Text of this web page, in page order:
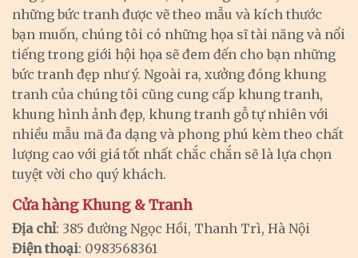
những bức tranh được vẽ theo mẫu và kích thước
bạn muốn, chúng tôi có những họa sĩ tài năng và nổi
tiếng trong giới hội họa sẽ đem đến cho bạn những
bức tranh đẹp như ý. Ngoài ra, xưởng đóng khung
tranh của chúng tôi cũng cung cấp khung tranh,
khung hình ảnh đẹp, khung tranh gỗ tự nhiên với
nhiều mẫu mã đa dạng và phong phú kèm theo chất
lượng cao với giá tốt nhất chắc chắn sẽ là lựa chọn
tuyệt vời cho quý khách.
Cửa hàng Khung & Tranh
Địa chỉ: 385 đường Ngọc Hồi, Thanh Trì, Hà Nội
Điện thoại: 0983568361